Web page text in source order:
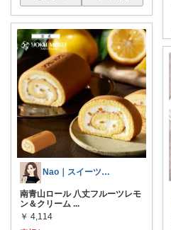
Nao｜スイーツROOM🍰
南青山ロール 八丈フルーツレモ
ン＆クリーム ...
￥ 4,114